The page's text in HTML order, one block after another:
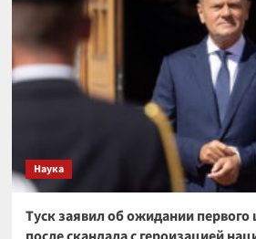
Наука
Туск заявил об ожидании первого